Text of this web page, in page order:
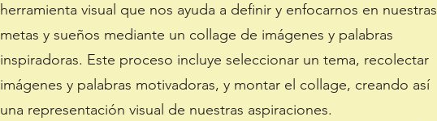
herramienta visual que nos ayuda a definir y enfocarnos en nuestras
metas y sueños mediante un collage de imágenes y palabras
inspiradoras. Este proceso incluye seleccionar un tema, recolectar
imágenes y palabras motivadoras, y montar el collage, creando así
una representación visual de nuestras aspiraciones.